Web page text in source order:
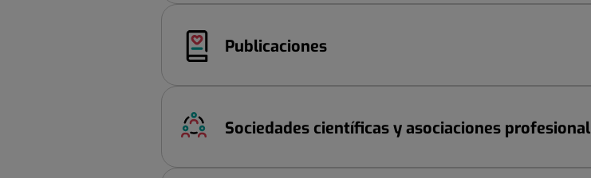
Publicaciones
Sociedades científicas y asociaciones profesional